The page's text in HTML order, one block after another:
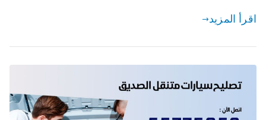
اقرأ المزيد